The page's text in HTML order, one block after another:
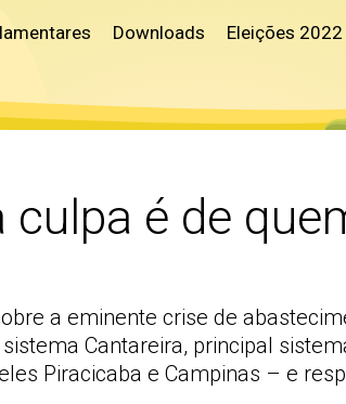
Downloads Eleições 2022
é de
a eminente crise de
Cantareira, principal
Piracicaba e Campinas – e